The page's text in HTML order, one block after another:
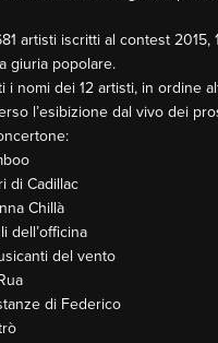
artisti iscritti al contest
giuria popolare.
i nomi dei 12 artisti, in ordine
l’esibizione dal vivo dei
di Cadillac
Chillà
dell’officina
del vento
di Federico